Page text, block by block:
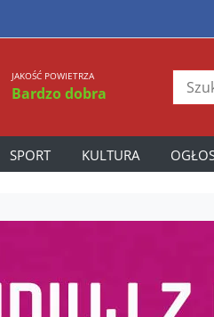
JAKOŚĆ POWIETRZA
Bardzo dobra
SPORT KULTURA